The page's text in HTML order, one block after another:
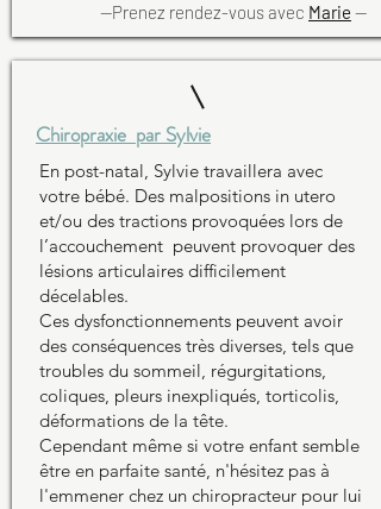
--Prenez rendez-vous avec Marie --
Chiropraxie par Sylvie
En post-natal, Sylvie travaillera avec
votre bébé. Des malpositions in utero
et/ou des tractions provoquées lors de
l’accouchement peuvent provoquer des
lésions articulaires difficilement
décelables.
Ces dysfonctionnements peuvent avoir
des conséquences très diverses, tels que
troubles du sommeil, régurgitations,
coliques, pleurs inexpliqués, torticolis,
déformations de la tête.
Cependant même si votre enfant semble
être en parfaite santé, n'hésitez pas à
l'emmener chez un chiropracteur pour lui